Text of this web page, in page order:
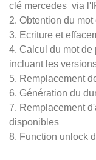
clé mercedes via
2. Obtention du
3. Ecriture et
4. Calcul du mot de
incluant les
5. Remplacement
6. Génération du
7. Remplacement
disponibles
8. Function unlock